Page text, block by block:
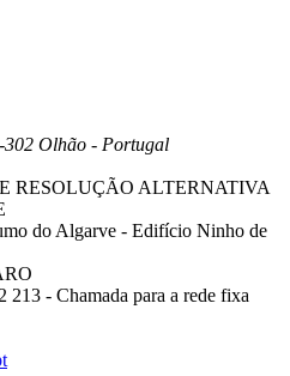
302 Olhão - Portugal
RESOLUÇÃO ALTERNATIVA
do Algarve - Edifício Ninho de
- Chamada para a rede fixa